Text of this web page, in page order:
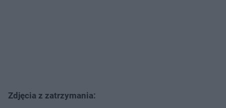
Zdjęcia z zatrzymania: